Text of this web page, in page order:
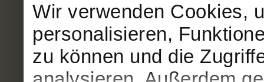
Wir verwenden Cookies,
personalisieren,
zu können und die